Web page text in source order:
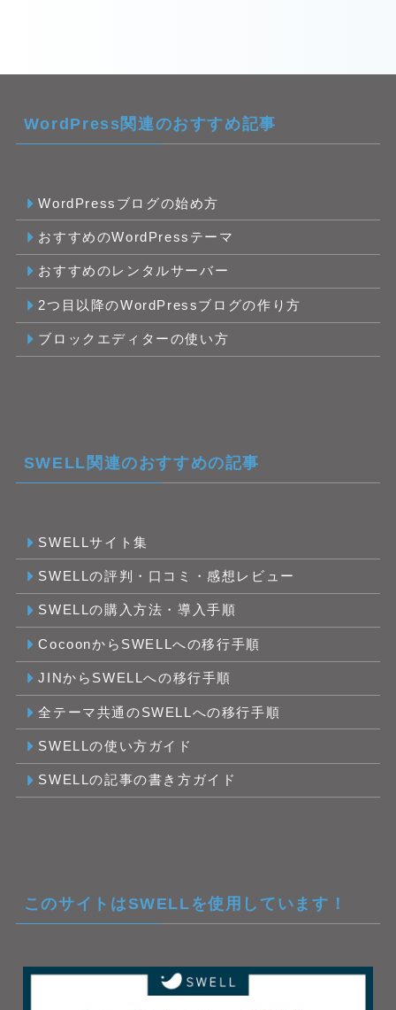
WordPress関連のおすすめ記事
WordPressブログの始め方
おすすめのWordPressテーマ
おすすめのレンタルサーバー
2つ目以降のWordPressブログの作り方
ブロックエディターの使い方
SWELL関連のおすすめの記事
SWELLサイト集
SWELLの評判・口コミ・感想レビュー
SWELLの購入方法・導入手順
CocoonからSWELLへの移行手順
JINからSWELLへの移行手順
全テーマ共通のSWELLへの移行手順
SWELLの使い方ガイド
SWELLの記事の書き方ガイド
このサイトはSWELLを使用しています！